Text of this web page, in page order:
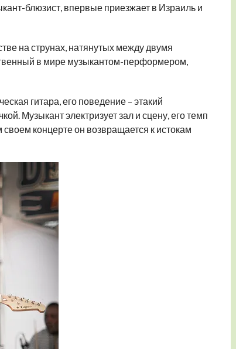
блюзист, впервые приезжает в Израиль и
на струнах, натянутых между двумя
в мире музыкантом-перформером,
гитара, его поведение – этакий
Музыкант электризует зал и сцену, его темп
концерте он возвращается к истокам